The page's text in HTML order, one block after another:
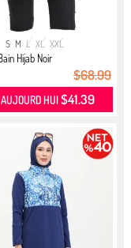
S M L XL XXL
Hijab Noir
$68.99
HUI $41.39